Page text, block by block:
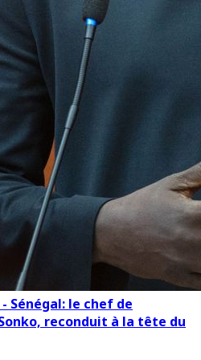
Sénégal: le chef de
reconduit à la tête du